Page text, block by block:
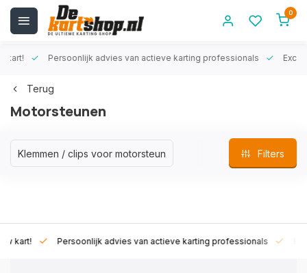
0
Persoonlijk advies van actieve karting professionals
Terug
Motorsteunen
Klemmen / clips voor motorsteun Filters
Persoonlijk advies van actieve karting professionals